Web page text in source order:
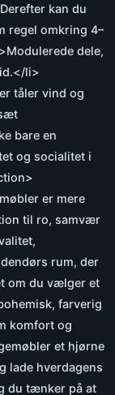
kan du
regel omkring 4–
dele,
li>
tåler vind og
bare en
og socialitet i
er mere
til ro, samvær
rum, der
om du vælger et
farverig
komfort og
et hjørne
lade hverdagens
du tænker på at